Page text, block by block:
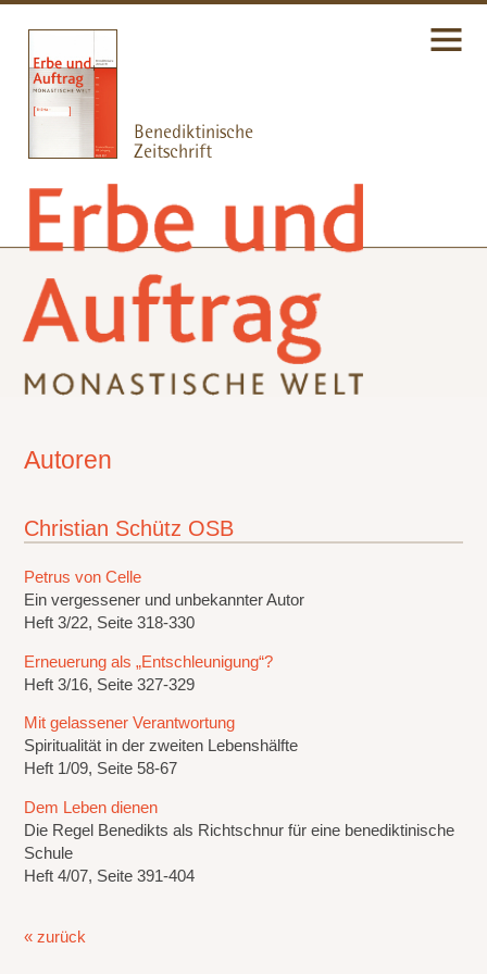
Autoren
Christian Schütz OSB
Petrus von Celle
Ein vergessener und unbekannter Autor
Heft 3/22, Seite 318-330
Erneuerung als „Entschleunigung“?
Heft 3/16, Seite 327-329
Mit gelassener Verantwortung
Spiritualität in der zweiten Lebenshälfte
Heft 1/09, Seite 58-67
Dem Leben dienen
Die Regel Benedikts als Richtschnur für eine benediktinische
Schule
Heft 4/07, Seite 391-404
« zurück